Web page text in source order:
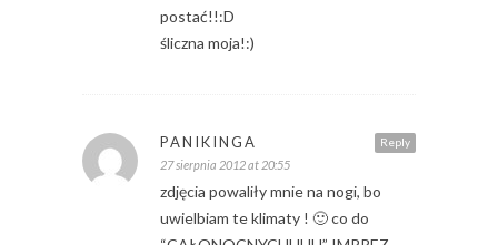
postać!!:D
śliczna moja!:)
Reply
PANIKINGA
27 sierpnia 2012 at 20:55
zdjęcia powaliły mnie na nogi, bo
uwielbiam te klimaty ! 🙂 co do